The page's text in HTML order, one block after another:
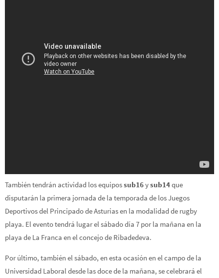
También tendrán actividad los equipossub16ysub14que
disputarán la primera jornada de la temporada de los Juegos
Deportivos del Principado de Asturias en la modalidad de rugby
playa. El evento tendrá lugar el sábado día 7 por la mañana en la
playa de La Franca en el concejo de Ribadedeva.
Por último, también el sábado, en esta ocasión en el campo de la
Universidad Laboral desde las doce de la mañana, se celebrará el